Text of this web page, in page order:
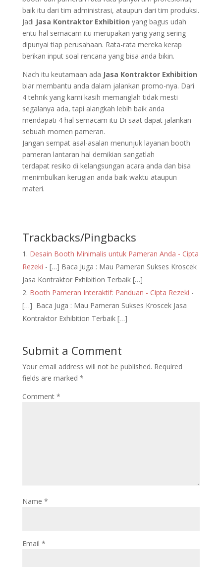
baik itu dari tim administrasi, ataupun dari tim produksi.
Jadi Jasa Kontraktor Exhibition yang bagus udah
entu hal semacam itu merupakan yang yang sering
dipunyai tiap perusahaan. Rata-rata mereka kerap
berikan input soal rencana yang bisa anda bikin.
Nach itu keutamaan ada Jasa Kontraktor Exhibition
biar membantu anda dalam jalankan promo-nya. Dari
4 tehnik yang kami kasih memanglah tidak mesti
segalanya ada, tapi alangkah lebih baik anda
mendapati 4 hal semacam itu Di saat dapat jalankan
sebuah momen pameran.
Jangan sempat asal-asalan menunjuk layanan booth
pameran lantaran hal demikian sangatlah
terdapat resiko di kelangsungan acara anda dan bisa
menimbulkan kerugian anda baik waktu ataupun
materi.
Trackbacks/Pingbacks
Desain Booth Minimalis untuk Pameran Anda - Cipta
Rezeki - […] Baca Juga : Mau Pameran Sukses Kroscek
Jasa Kontraktor Exhibition Terbaik […]
Booth Pameran Interaktif: Panduan - Cipta Rezeki -
[…] Baca Juga : Mau Pameran Sukses Kroscek Jasa
Kontraktor Exhibition Terbaik […]
Submit a Comment
Your email address will not be published. Required
fields are marked *
Comment *
Name *
Email *